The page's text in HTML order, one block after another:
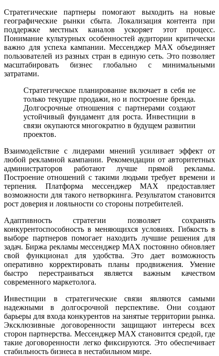
Стратегические партнеры помогают выходить на новые
географические рынки сбыта. Локализация контента при
поддержке местных каналов ускоряет этот процесс.
Понимание культурных особенностей аудитории критически
важно для успеха кампании. Мессенджер MAX объединяет
пользователей из разных стран в единую сеть. Это позволяет
масштабировать бизнес глобально с минимальными
затратами.
Стратегическое планирование включает в себя не
только текущие продажи, но и построение бренда.
Долгосрочные отношения с партнерами создают
устойчивый фундамент для роста. Инвестиции в
связи окупаются многократно в будущем развитии
проектов.
Взаимодействие с лидерами мнений усиливает эффект от
любой рекламной кампании. Рекомендации от авторитетных
администраторов работают лучше прямой рекламы.
Построение отношений с такими людьми требует времени и
терпения. Платформа мессенджер MAX предоставляет
возможности для такого нетворкинга. Результатом становится
рост доверия и лояльности со стороны потребителей.
Адаптивность стратегии позволяет сохранять
конкурентоспособность в меняющихся условиях. Гибкость в
выборе партнеров помогает находить лучшие решения для
задач. Биржа рекламы мессенджер MAX постоянно обновляет
свой функционал для удобства. Это дает возможность
оперативно корректировать планы продвижения. Умение
быстро перестраиваться является важным качеством
современного маркетолога.
Инвестиции в стратегические связи являются самыми
надежными в долгосрочной перспективе. Они создают
барьеры для входа конкурентов на занятые территории рынка.
Эксклюзивные договоренности защищают интересы всех
сторон партнерства. Мессенджер MAX становится средой, где
такие договоренности легко фиксируются. Это обеспечивает
стабильность бизнеса в нестабильном мире.